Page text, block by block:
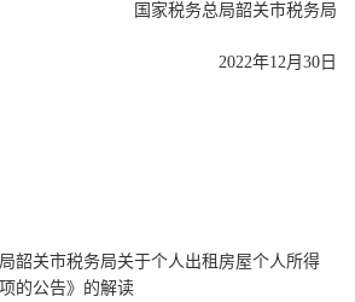
国家税务总局韶关市税务局
2022年12月30日
韶关市税务局关于个人出租房屋个人所得
的公告》的解读